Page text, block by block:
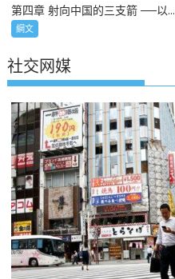
第四章 射向中国的三支箭 ──以...
網文
社交网媒